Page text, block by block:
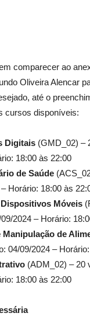
comparecer ao
Oliveira Alencar
até o
cursos disponíveis:
Digitais (GMD_02) –
18:00 às 22:00
de Saúde
Horário: 18:00 às
Móveis
2024 – Horário:
Manipulação de
04/09/2024 –
(ADM_02) – 20
18:00 às 22:00